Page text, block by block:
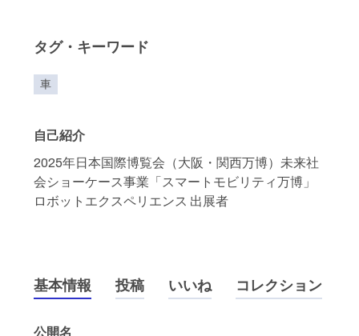
タグ・キーワード
車
自己紹介
2025年日本国際博覧会（大阪・関西万博）未来社
会ショーケース事業「スマートモビリティ万博」
ロボットエクスペリエンス 出展者
基本情報 投稿 いいね コレクション
公開名